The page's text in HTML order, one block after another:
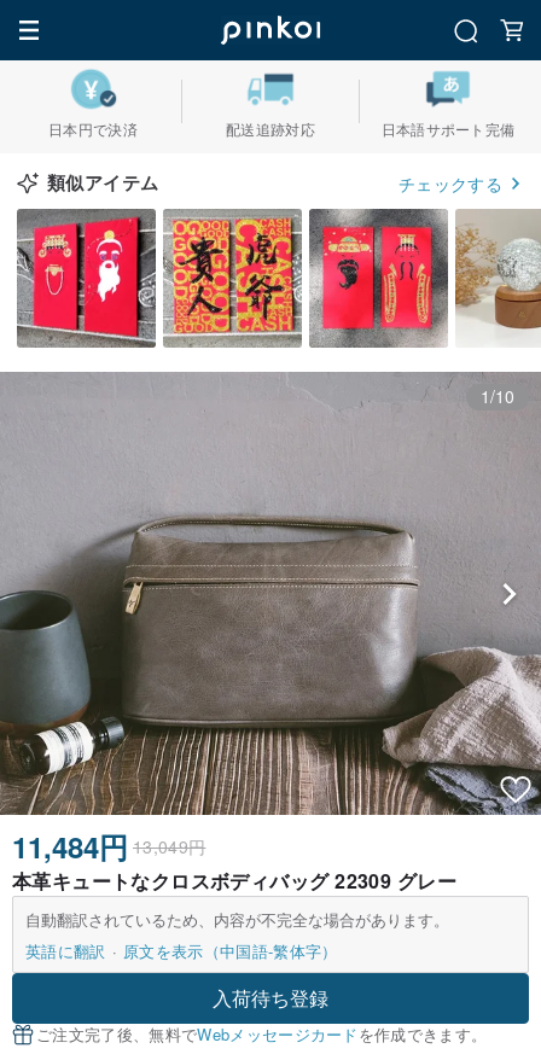
日本円で決済 配送追跡対応 日本語サポート完備
類似アイテム チェックする
1/10
11,484円 13,049円
本革キュートなクロスボディバッグ 22309 グレー
自動翻訳されているため、内容が不完全な場合があります。
英語に翻訳
原文を表示（中国語-繁体字）
入荷待ち登録
ご注文完了後、無料でWebメッセージカードを作成できます。